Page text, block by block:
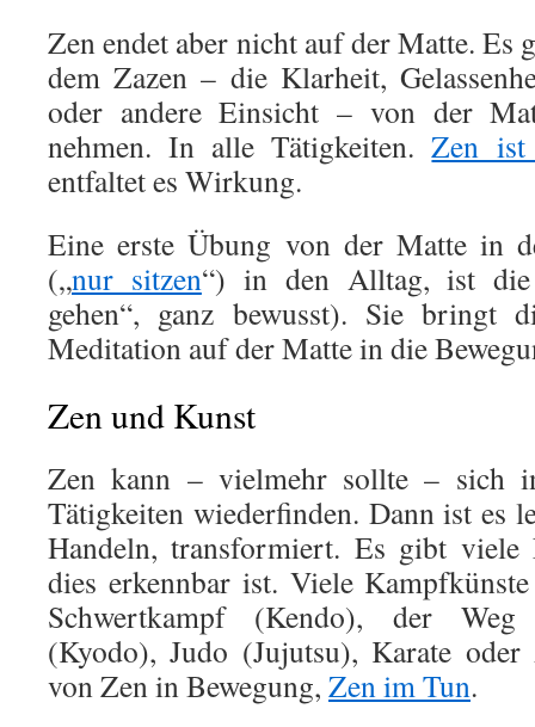
Zen endet aber nicht auf der Matte. Es
dem Zazen – die Klarheit,
oder andere Einsicht – von der
nehmen. In alle Tätigkeiten.Zen ist
entfaltet es Wirkung.
Eine erste Übung von der Matte in
(„nur sitzen“) in den Alltag, ist
gehen“, ganz bewusst). Sie bringt
Meditation auf der Matte in die
Zen und Kunst
Zen kann – vielmehr sollte – sich
Tätigkeiten wiederfinden. Dann ist es
Handeln, transformiert. Es gibt viele
dies erkennbar ist. Viele
Schwertkampf (Kendo), der Weg
(Kyodo), Judo (Jujutsu), Karate
von Zen in Bewegung, Zen im Tun.